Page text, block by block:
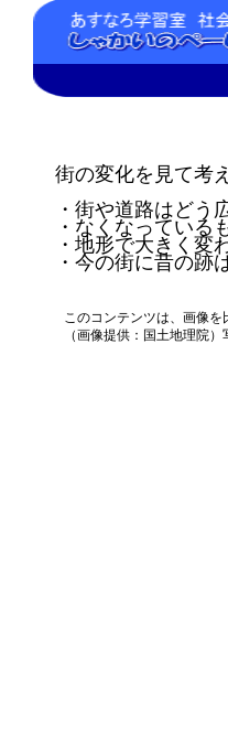
街の変化を見て考
・街や道路はどう
・なくなっている
・地形で大きく変
・今の街に昔の跡
このコンテンツは、画像
（画像提供：国土地理院